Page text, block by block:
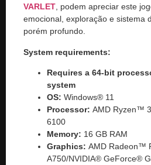
VARLET , podem apreciar este
emocional, exploração e sistema
porém profundo.
System requirements:
Requires a 64-bit
system
OS: Windows® 11
Processor: AMD Ryzen™
6100
Memory: 16 GB RAM
Graphics: AMD Radeon™
A750/NVIDIA® GeForce®